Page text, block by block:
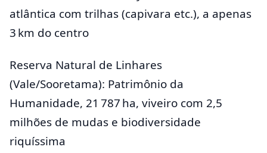
atlântica com trilhas (capivara etc.), a apenas
3 km do centro
Reserva Natural de Linhares
(Vale/Sooretama): Patrimônio da
Humanidade, 21 787 ha, viveiro com 2,5
milhões de mudas e biodiversidade
riquíssima